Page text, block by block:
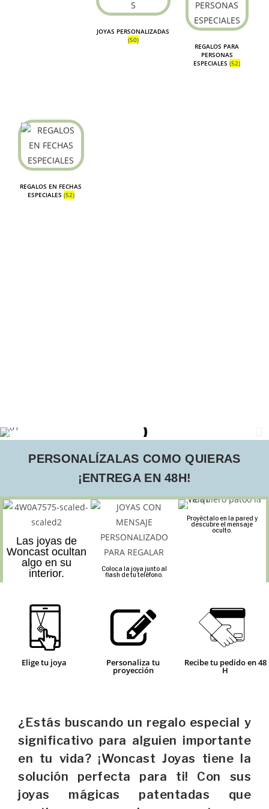
JOYAS PERSONALIZADAS
(50)
REGALOS PARA
PERSONAS
ESPECIALES(52)
REGALOS EN FECHAS
ESPECIALES (52)
PERSONALÍZALAS COMO QUIERAS
¡ENTREGA EN 48H!
Las joyas de
Woncast ocultan
algo en su
interior.
Coloca la joya junto al
flash de tu teléfono.
Proyéctalo en la pared y
descubre el mensaje
oculto.
Elige tu joya Personaliza tu
proyección
Recibe tu pedido en 48
H
¿Estás buscando un regalo especial y
significativo para alguien importante
en tu vida? ¡Woncast Joyas tiene la
solución perfecta para ti! Con sus
joyas mágicas patentadas que